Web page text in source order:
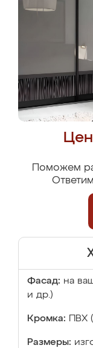
Поможем
Фасад: на
и др.)
Кромка: ПВХ
Размеры: